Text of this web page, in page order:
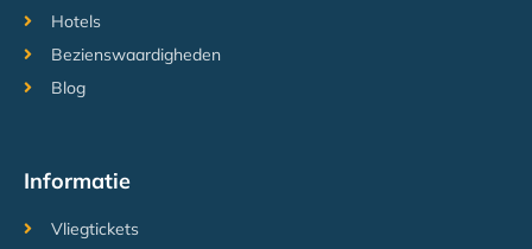
Hotels
Bezienswaardigheden
Blog
Informatie
Vliegtickets